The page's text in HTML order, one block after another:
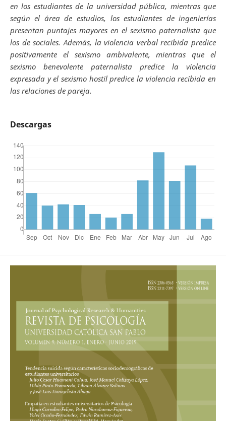
en los estudiantes de la universidad pública, mientras que
según el área de estudios, los estudiantes de ingenierías
presentan puntajes mayores en el sexismo paternalista que
los de sociales. Además, la violencia verbal recibida predice
positivamente el sexismo ambivalente, mientras que el
sexismo benevolente paternalista predice la violencia
expresada y el sexismo hostil predice la violencia recibida en
las relaciones de pareja.
Descargas